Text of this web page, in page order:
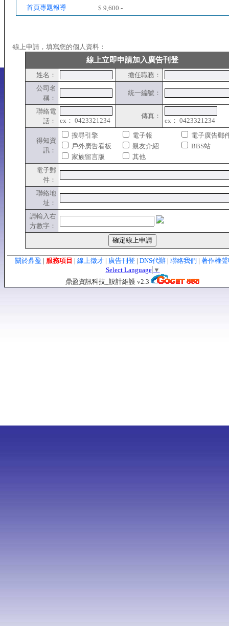
首頁專題報導 $ 9,600.-
‧線上申請，填寫您的個人資料：
線上立即申請加入廣告刊登
姓名：
擔任職務：
公司名
稱：
統一編號：
聯絡電
話：
ex： 0423321234
傳真：
ex： 0423321234
得知資
訊：
搜尋引擎 電子報
電子廣告郵
戶外廣告看板
親友介紹
BBS站
家族留言版
其他
電子郵
件：
聯絡地
址：
請輸入右
方數字：
關於鼎盈 | 服務項目 | 線上徵才 | 廣告刊登 | DNS代辦 | 聯絡我們 | 著作
Select Language ▼
鼎盈資訊科技_設計維護 v2.3